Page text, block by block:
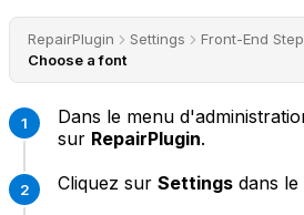
RepairPlugin Settings Front-End
Choose a font
Dans le menu
sur RepairPlugin.
Cliquez sur Settings dans